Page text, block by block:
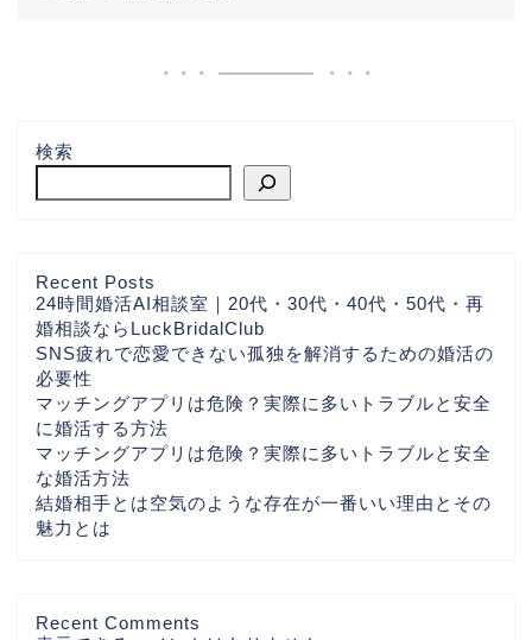
検索
Recent Posts
24時間婚活AI相談室｜20代・30代・40代・50代・再
婚相談ならLuckBridalClub
SNS疲れで恋愛できない孤独を解消するための婚活の
必要性
マッチングアプリは危険？実際に多いトラブルと安全
に婚活する方法
マッチングアプリは危険？実際に多いトラブルと安全
な婚活方法
結婚相手とは空気のような存在が一番いい理由とその
魅力とは
Recent Comments